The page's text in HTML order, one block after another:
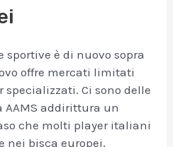
sportive è di nuovo sopra
offre mercati limitati
Ci sono delle
AAMS addirittura un
che molti player italiani
nei bisca europei,